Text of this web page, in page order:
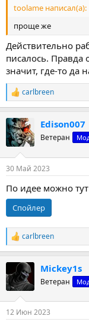
toolame написал(а):
проще же
Действительно
писалось. Правда
значит, где-то да
Р
е
к
ц
и
carlbreen
Edison007
Ветеран
30 Май 2023
По идее можно
Спойлер
Р
е
ц
и
carlbreen
Mickey1s
Ветеран
12 Июн 2023